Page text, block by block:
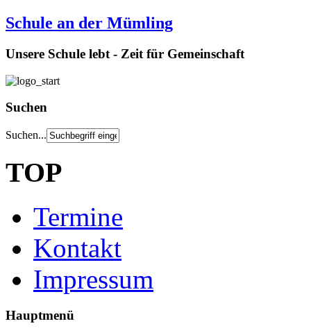
Schule an der Mümling
Unsere Schule lebt - Zeit für Gemeinschaft
Suchen
Suchen...
TOP
Termine
Kontakt
Impressum
Hauptmenü